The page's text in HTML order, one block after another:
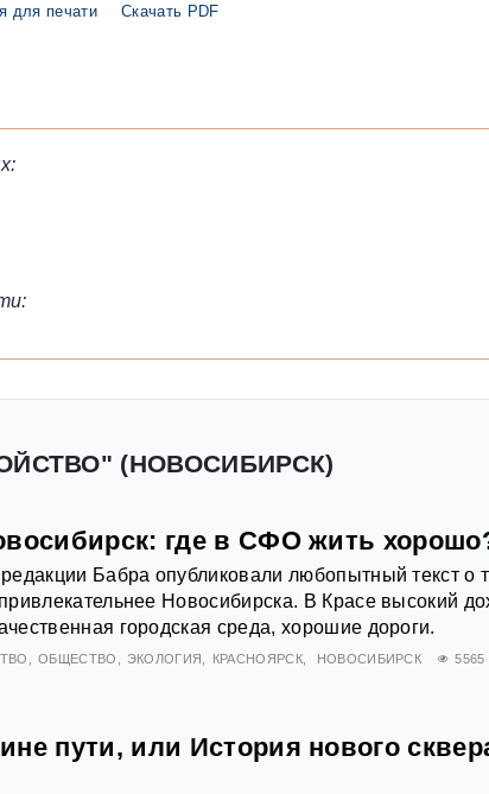
для печати Скачать PDF
(НОВОСИБИРСК)
где в СФО жить
Бабра опубликовали любопытный текст о
Новосибирска. В Красе высокий
городская среда, хорошие дороги.
ОБЩЕСТВО ЭКОЛОГИЯ КРАСНОЯРСК НОВОСИБИРСК
5565
пути, или История нового